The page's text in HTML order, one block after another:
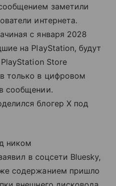
заметили
интернета.
с января 2028
на PlayStation, будут
Store
только в цифровом
сообщении.
блогер X под
ником
в соцсети Bluesky,
содержанием пришло